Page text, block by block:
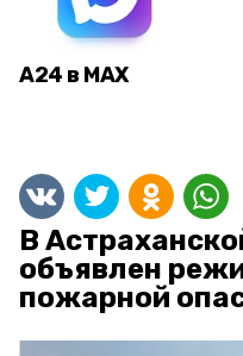
А24 в MAX
В
объявлен
пожарной